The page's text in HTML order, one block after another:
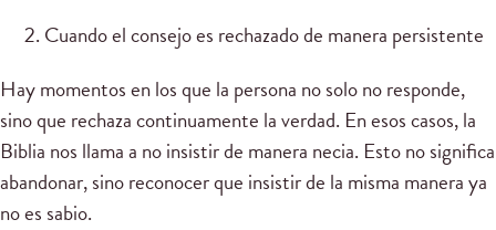
Cuando el consejo es rechazado de manera persistente
Hay momentos en los que la persona no solo no responde,
sino que rechaza continuamente la verdad. En esos casos, la
Biblia nos llama a no insistir de manera necia. Esto no significa
abandonar, sino reconocer que insistir de la misma manera ya
no es sabio.